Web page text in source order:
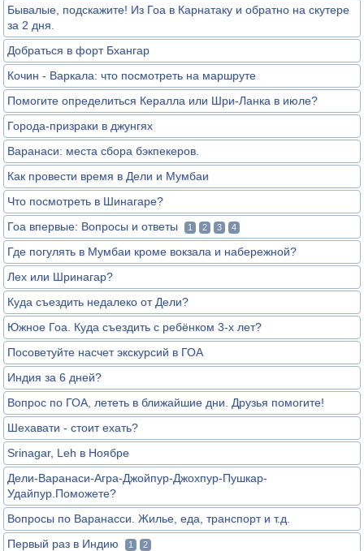
Бывалые, подскажите! Из Гоа в Карнатаку и обратно на скутере
за 2 дня.
Добраться в форт Бхангар
Кочин - Варкала: что посмотреть на маршруте
Помогите определиться Кералла или Шри-Ланка в июле?
Города-призраки в джунгях
Варанаси: места сбора бэкпекеров.
Как провести время в Дели и Мумбаи
Что посмотреть в Шинагаре?
Гоа впервые: Вопросы и ответы
1 2 3 4
Где погулять в Мумбаи кроме вокзала и набережной?
Лех или Шринагар?
Куда съездить недалеко от Дели?
Южное Гоа. Куда съездить с ребёнком 3-х лет?
Посоветуйте насчет экскурсий в ГОА
Индия за 6 дней?
Вопрос по ГОА, лететь в ближайшие дни. Друзья помогите!
Шехавати - стоит ехать?
Srinagar, Leh в Ноябре
Дели-Варанаси-Агра-Джойпур-Джохпур-Пушкар-
Удайпур.Поможете?
Вопросы по Варанасси. Жилье, еда, транспорт и т.д.
Первый раз в Индию
1 2